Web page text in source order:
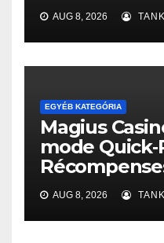
AUG 8, 2026
EGYÉB KATEGÓRIA
Magius
mode
AUG 8, 2026